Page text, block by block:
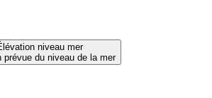
niveau mer
prévue du niveau de la mer